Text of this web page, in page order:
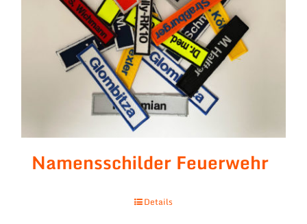
Namensschilder Feuerwehr
Details